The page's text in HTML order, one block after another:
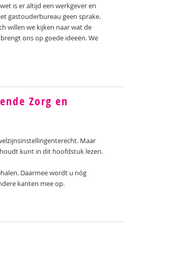
is er altijd een werkgever en
gastouderbureau geen sprake.
willen we kijken naar wat de
ons op goede ideeën. We
Zorg en
Maar
kunt in dit hoofdstuk lezen.
Daarmee wordt u nóg
kanten mee op.